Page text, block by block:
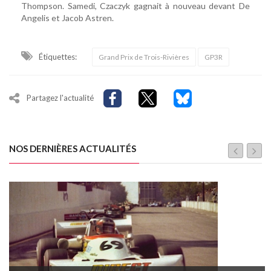
Thompson. Samedi, Czaczyk gagnait à nouveau devant De
Angelis et Jacob Astren.
Étiquettes: Grand Prix de Trois-Rivières GP3R
Partagez l'actualité
NOS DERNIÈRES ACTUALITÉS